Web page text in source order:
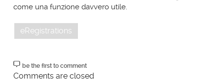
come una funzione davvero utile.
eRegistrations
be the first to comment
Comments are closed